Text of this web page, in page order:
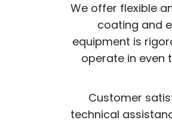
We offer flexible
coating and
equipment is
operate in even
Customer
technical